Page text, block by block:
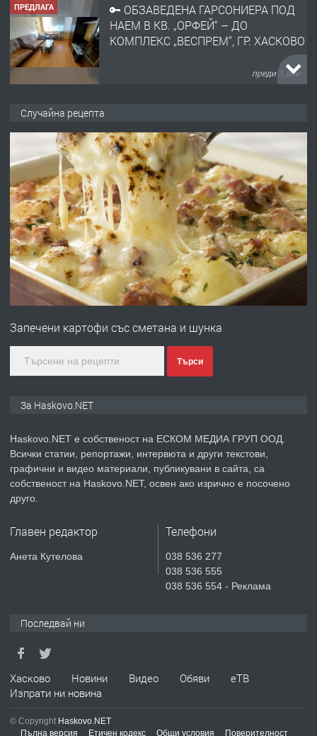
ПРЕДЛАГА
🔑 ОБЗАВЕДЕНА ГАРСОНИЕРА ПОД
НАЕМ В КВ. „ОРФЕЙ“ – ДО
КОМПЛЕКС „ВЕСПРЕМ“, ГР. ХАСКОВО
преди 3 дни
АПАРТАМЕНТ В ЦЕНТЪРА НА ГР.
ХАСКОВО
преди 4 дни
ПРЕДЛАГА Давам гараж под наем
преди 4 дни
ПРЕДЛАГА
№4120 Магазин/Офис под наем в кв.
градската градина!
преди 5 дни
ПРЕДЛАГА
Продавам парцел в гр. Хасково кв.
СГЛОБЯВАНЕ НА МЕБЕЛИ.
ПРЕДЛАГА
№4119 Едностаен обзаведен
Случайна рецепта
Запечени картофи със сметана и шунка
Търси
За Haskovo.NET
Haskovo.NET е собственост на ЕСКОМ МЕДИА ГРУП ООД.
Всички статии, репортажи, интервюта и други текстови,
графични и видео материали, публикувани в сайта, са
собственост на Haskovo.NET, освен ако изрично е посочено
друго.
Главен редактор
Анета Кутелова
Телефони
038 536 277
038 536 555
038 536 554 - Реклама
Последвай ни
Хасково Новини Видео Обяви
еТВ
Изпрати ни новина
© Copyright Haskovo.NET
Пълна версия
Етичен кодекс Общи условия Поверителност